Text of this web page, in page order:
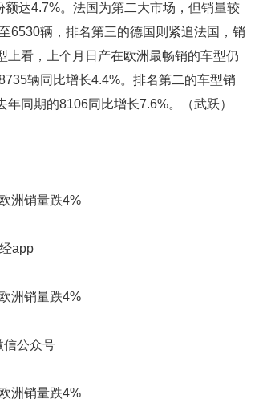
达4.7%。法国为第二大市场，但销量较
6530辆，排名第三的德国则紧追法国，销
看，上个月日产在欧洲最畅销的车型仍
辆同比增长4.4%。排名第二的车型销
同期的8106同比增长7.6%。（武跃）
app
信公众号